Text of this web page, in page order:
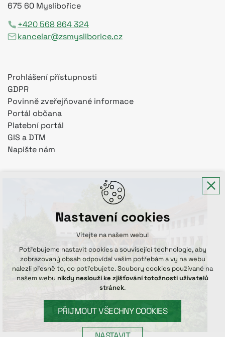
675 60 Myslibořice
+420 568 864 324
kancelar@zsmysliborice.cz
Prohlášení přístupnosti
GDPR
Povinně zveřejňované informace
Portál občana
Platební portál
GIS a DTM
Napište nám
Nastavení cookies
Vítejte na našem webu!
Potřebujeme nastavit cookies a související technologie, aby
zobrazovaný obsah odpovídal vašim potřebám a vy na webu
nalezli přesně to, co potřebujete. Soubory cookies používané na
našem webu nikdy neslouží ke zjišťování totožnosti uživatelů
stránek.
PŘIJMOUT VŠECHNY COOKIES